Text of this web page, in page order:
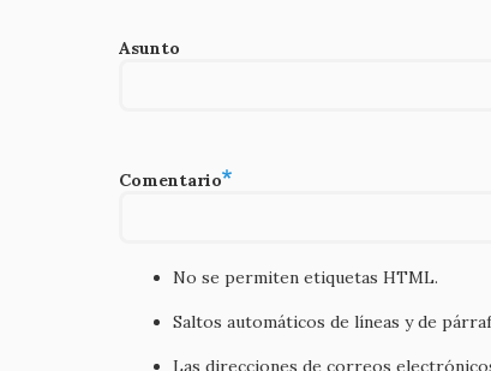
Asunto
Comentario
No se permiten etiquetas HTML.
Saltos automáticos de líneas y de
Las direcciones de correos